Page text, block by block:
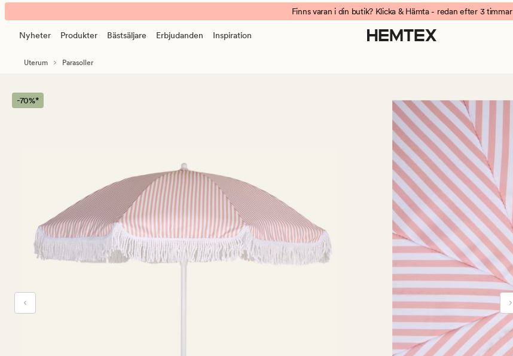
Felicia
parasoll
banner.
Klicka
ESCAPE
att
pausa.
Finns varan i din butik? Klicka & Hämta - redan efter 3 timmar
Nyheter Produkter Bästsäljare Erbjudanden Inspiration
Uterum Parasoller
-70%*